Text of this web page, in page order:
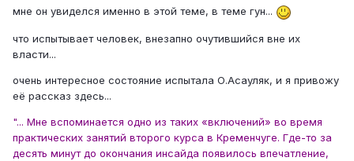
мне он увиделся именно в этой теме, в теме гун...
что испытывает человек, внезапно очутившийся вне их
власти...
очень интересное состояние испытала О.Асауляк, и я привожу
её рассказ здесь...
"... Мне вспоминается одно из таких «включений» во время
практических занятий второго курса в Кременчуге. Где-то за
десять минут до окончания инсайда появилось впечатление,